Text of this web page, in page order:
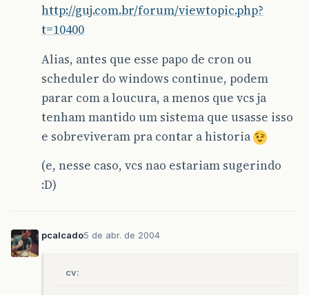
http://guj.com.br/forum/viewtopic.php?
t=10400
Alias, antes que esse papo de cron ou
scheduler do windows continue, podem
parar com a loucura, a menos que vcs ja
tenham mantido um sistema que usasse isso
e sobreviveram pra contar a historia
(e, nesse caso, vcs nao estariam sugerindo
:D)
pcalcado5 de abr. de 2004
cv: